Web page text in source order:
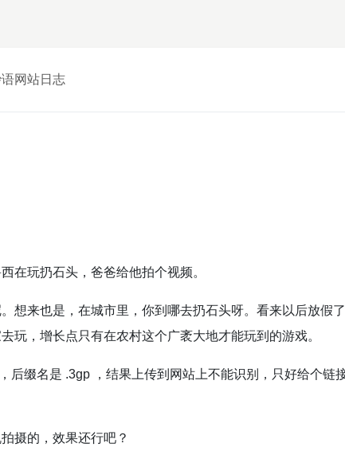
网站日志
在玩扔石头，爸爸给他拍个视频。
想来也是，在城市里，你到哪去扔石头呀。看来以后放假
玩，增长点只有在农村这个广袤大地才能玩到的游戏。
后缀名是 .3gp ，结果上传到网站上不能识别，只好给个链
摄的，效果还行吧？